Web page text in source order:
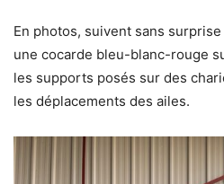
En photos, suivent sans
une cocarde bleu-blanc-rouge
les supports posés sur des
les déplacements des ailes.